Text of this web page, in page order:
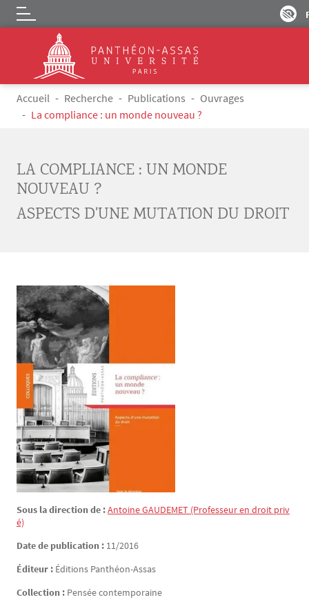
Aller au contenu principal
Logo
Fil d'Ariane
Accueil Recherche Publications
Ouvrages
La compliance : un monde nouveau ?
LA COMPLIANCE : UN MONDE
NOUVEAU ?
ASPECTS D'UNE MUTATION DU DROIT
Sous la direction de :AntoineGAUDEMET (Professeur en droit priv
é)
Date de publication : 11/2016
Éditeur : Éditions Panthéon-Assas
Collection : Pensée contemporaine